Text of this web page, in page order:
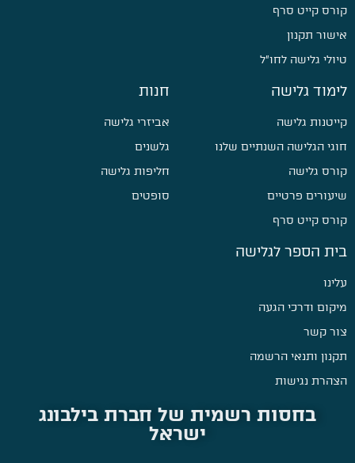
קורס קייט סרף
אישור תקנון
טיולי גלישה לחו״ל
לימוד גלישה
קייטנות גלישה
חוגי הגלישה השנתיים שלנו
קורס גלישה
שיעורים פרטיים
קורס קייט סרף
חנות
אביזרי גלישה
גלשנים
חליפות גלישה
סופטים
בית הספר לגלישה
עלינו
מיקום ודרכי הגעה
צור קשר
תקנון ותנאי הרשמה
הצהרת נגישות
בחסות רשמית של חברת בילבונג
ישראל